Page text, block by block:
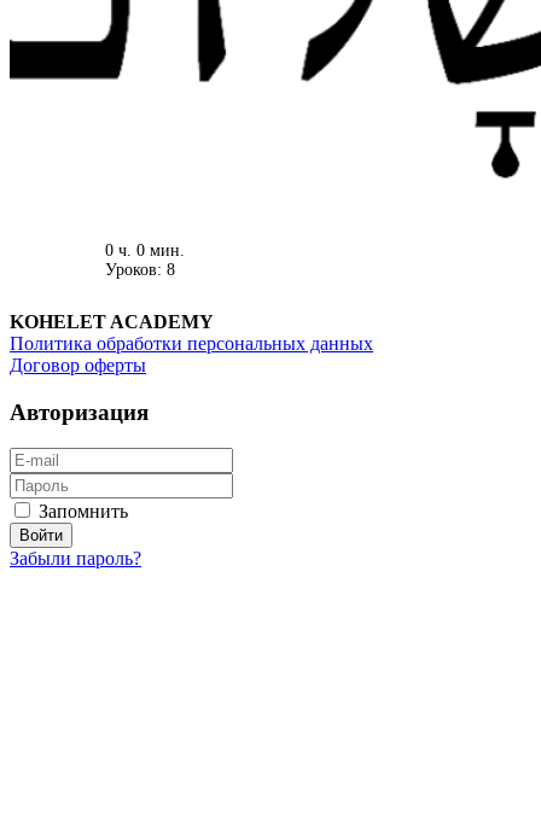
0 ч. 0 мин.
Уроков: 8
KOHELET ACADEMY
Политика обработки персональных данных
Договор оферты
Авторизация
Запомнить
Забыли пароль?